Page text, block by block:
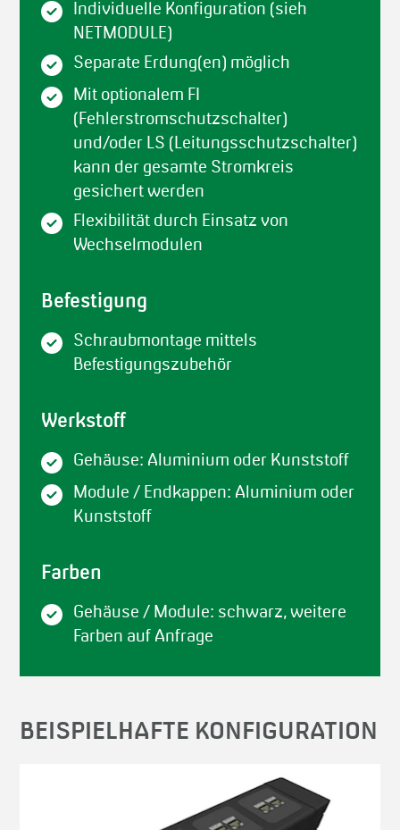
Individuelle Konfiguration (sieh
NETMODULE)
Separate Erdung(en) möglich
Mit optionalem FI
(Fehlerstromschutzschalter)
und/oder LS (Leitungsschutzschalter)
kann der gesamte Stromkreis
gesichert werden
Flexibilität durch Einsatz von
Wechselmodulen
Befestigung
Schraubmontage mittels
Befestigungszubehör
Werkstoff
Gehäuse: Aluminium oder Kunststoff
Module / Endkappen: Aluminium oder
Kunststoff
Farben
Gehäuse / Module: schwarz, weitere
Farben auf Anfrage
BEISPIELHAFTE KONFIGURATION